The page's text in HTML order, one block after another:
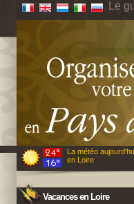
Le
La météo
en Loire
Vacances en Loire